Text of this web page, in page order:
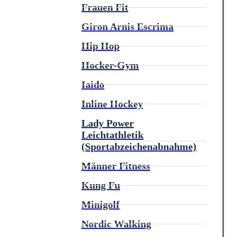
Frauen Fit
Giron Arnis Escrima
Hip Hop
Hocker-Gym
Iaido
Inline Hockey
Lady Power
Leichtathletik
(Sportabzeichenabnahme)
Männer Fitness
Kung Fu
Minigolf
Nordic Walking